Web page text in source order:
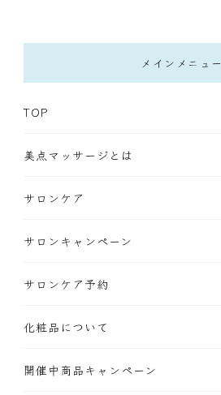
メインメニュー
TOP
美点マッサージとは
サロンケア
サロンキャンペーン
サロンケア予約
化粧品について
開催中商品キャンペーン